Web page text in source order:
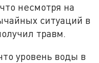
несмотря на
ситуаций в
травм.
уровень воды в